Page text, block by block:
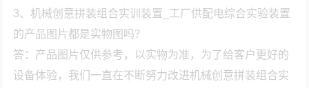
3、机械创意拼装组合实训装置_工厂供配电综合实验装置
的产品图片都是实物图吗？
答：产品图片仅供参考，以实物为准，为了给客户更好的
设备体验，我们一直在不断努力改进机械创意拼装组合实